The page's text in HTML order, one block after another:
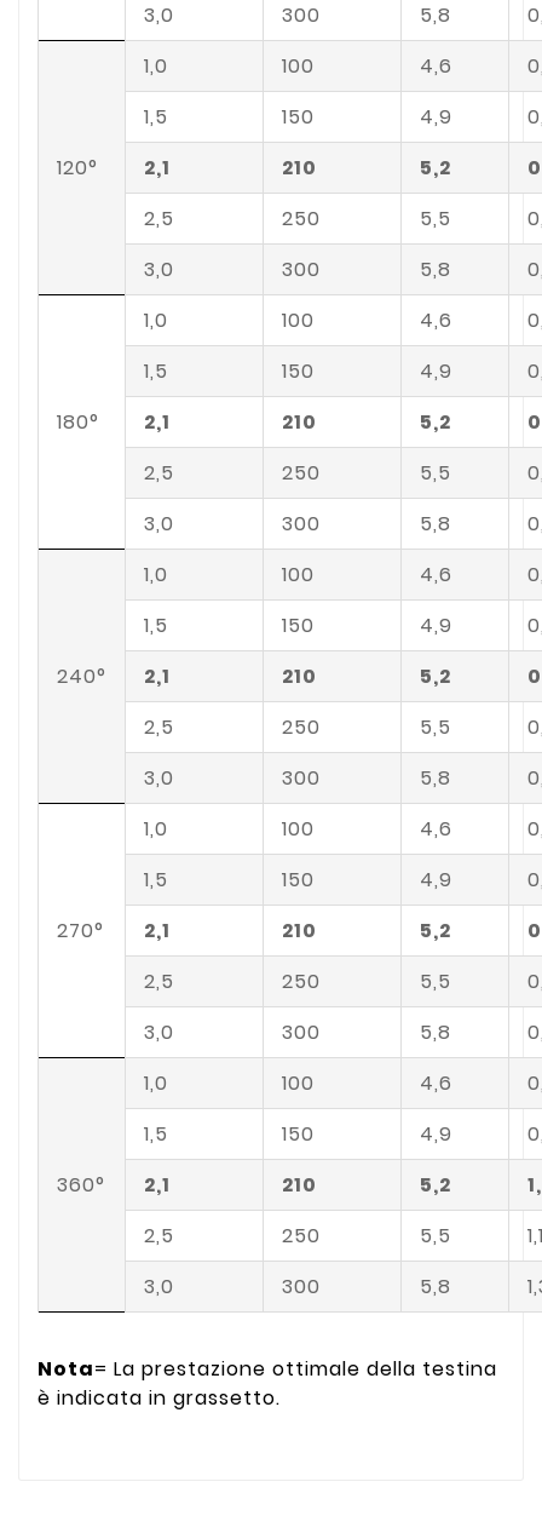
3,0
300 5,8
120°
1,0 100 4,6
1,5
150 4,9
2,1
210 5,2
2,5
250 5,5
3,0
300 5,8
180°
1,0 100 4,6
1,5
150 4,9
2,1
210 5,2
2,5
250 5,5
3,0
300 5,8
240°
1,0 100 4,6
1,5
150 4,9
2,1
210 5,2
2,5
250 5,5
3,0
300 5,8
270°
1,0 100 4,6
1,5
150 4,9
2,1
210 5,2
2,5
250 5,5
3,0
300 5,8
360°
1,0 100 4,6
1,5
150 4,9
2,1
210 5,2
2,5
250 5,5
3,0
300 5,8
Nota= La prestazione ottimale della testina
è indicata in grassetto.